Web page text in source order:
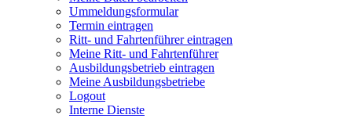
Ummeldungsformular
Termin eintragen
Ritt- und Fahrtenführer eintragen
Meine Ritt- und Fahrtenführer
Ausbildungsbetrieb eintragen
Meine Ausbildungsbetriebe
Logout
Interne Dienste